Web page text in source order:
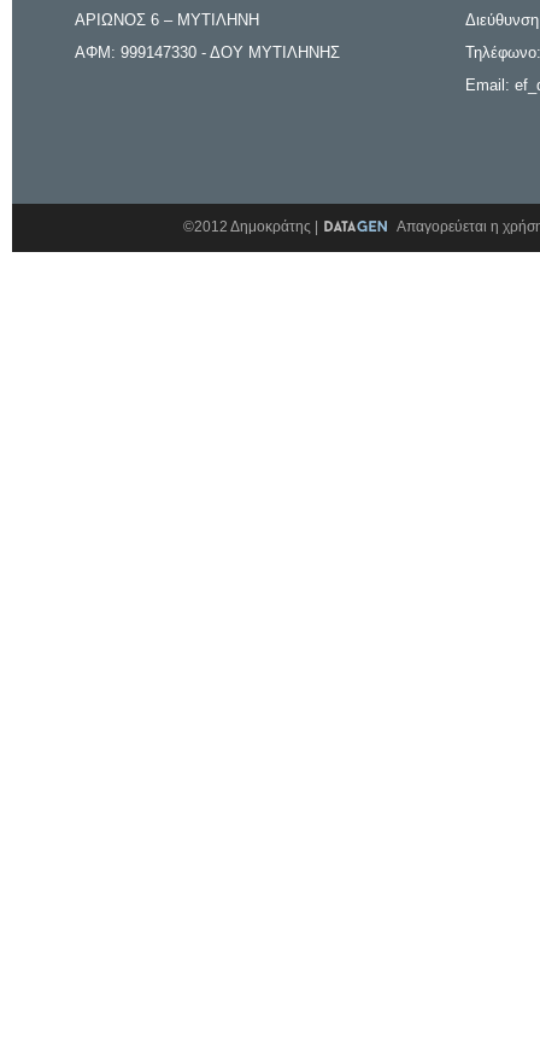
ΑΡΙΩΝΟΣ 6 – ΜΥΤΙΛΗΝΗ
ΑΦΜ: 999147330 - ΔΟΥ ΜΥΤΙΛΗΝΗΣ
Email:
©2012 Δημοκράτης | Απαγορεύεται η